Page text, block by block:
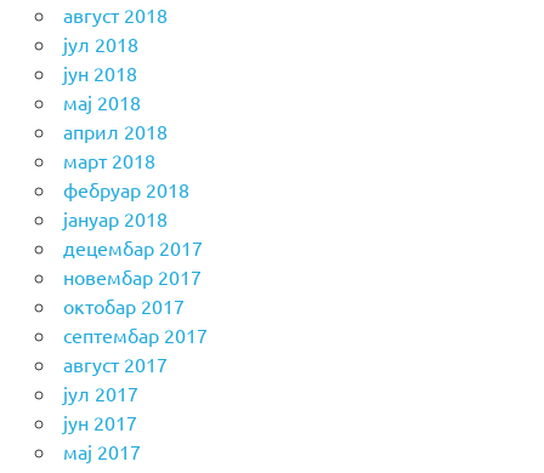
август 2018
јул 2018
јун 2018
мај 2018
април 2018
март 2018
фебруар 2018
јануар 2018
децембар 2017
новембар 2017
октобар 2017
септембар 2017
август 2017
јул 2017
јун 2017
мај 2017